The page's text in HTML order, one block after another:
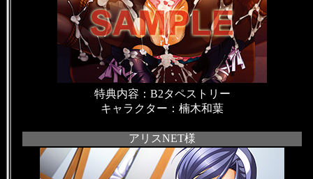
特典内容：B2タペストリー
キャラクター：楠木和葉
アリスNET様